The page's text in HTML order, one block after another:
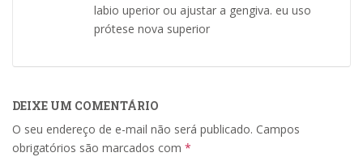
labio uperior ou ajustar a gengiva. eu uso
prótese nova superior
DEIXE UM COMENTÁRIO
O seu endereço de e-mail não será publicado. Campos
obrigatórios são marcados com *